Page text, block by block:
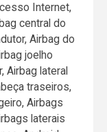
Internet,
central do
Airbag do
joelho
Airbag lateral
traseiros,
Airbags
laterais